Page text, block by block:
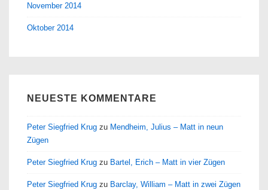
November 2014
Oktober 2014
NEUESTE KOMMENTARE
Peter Siegfried Krug zu Mendheim, Julius – Matt in neun
Zügen
Peter Siegfried Krug zu Bartel, Erich – Matt in vier Zügen
Peter Siegfried Krug zu Barclay, William – Matt in zwei Zügen